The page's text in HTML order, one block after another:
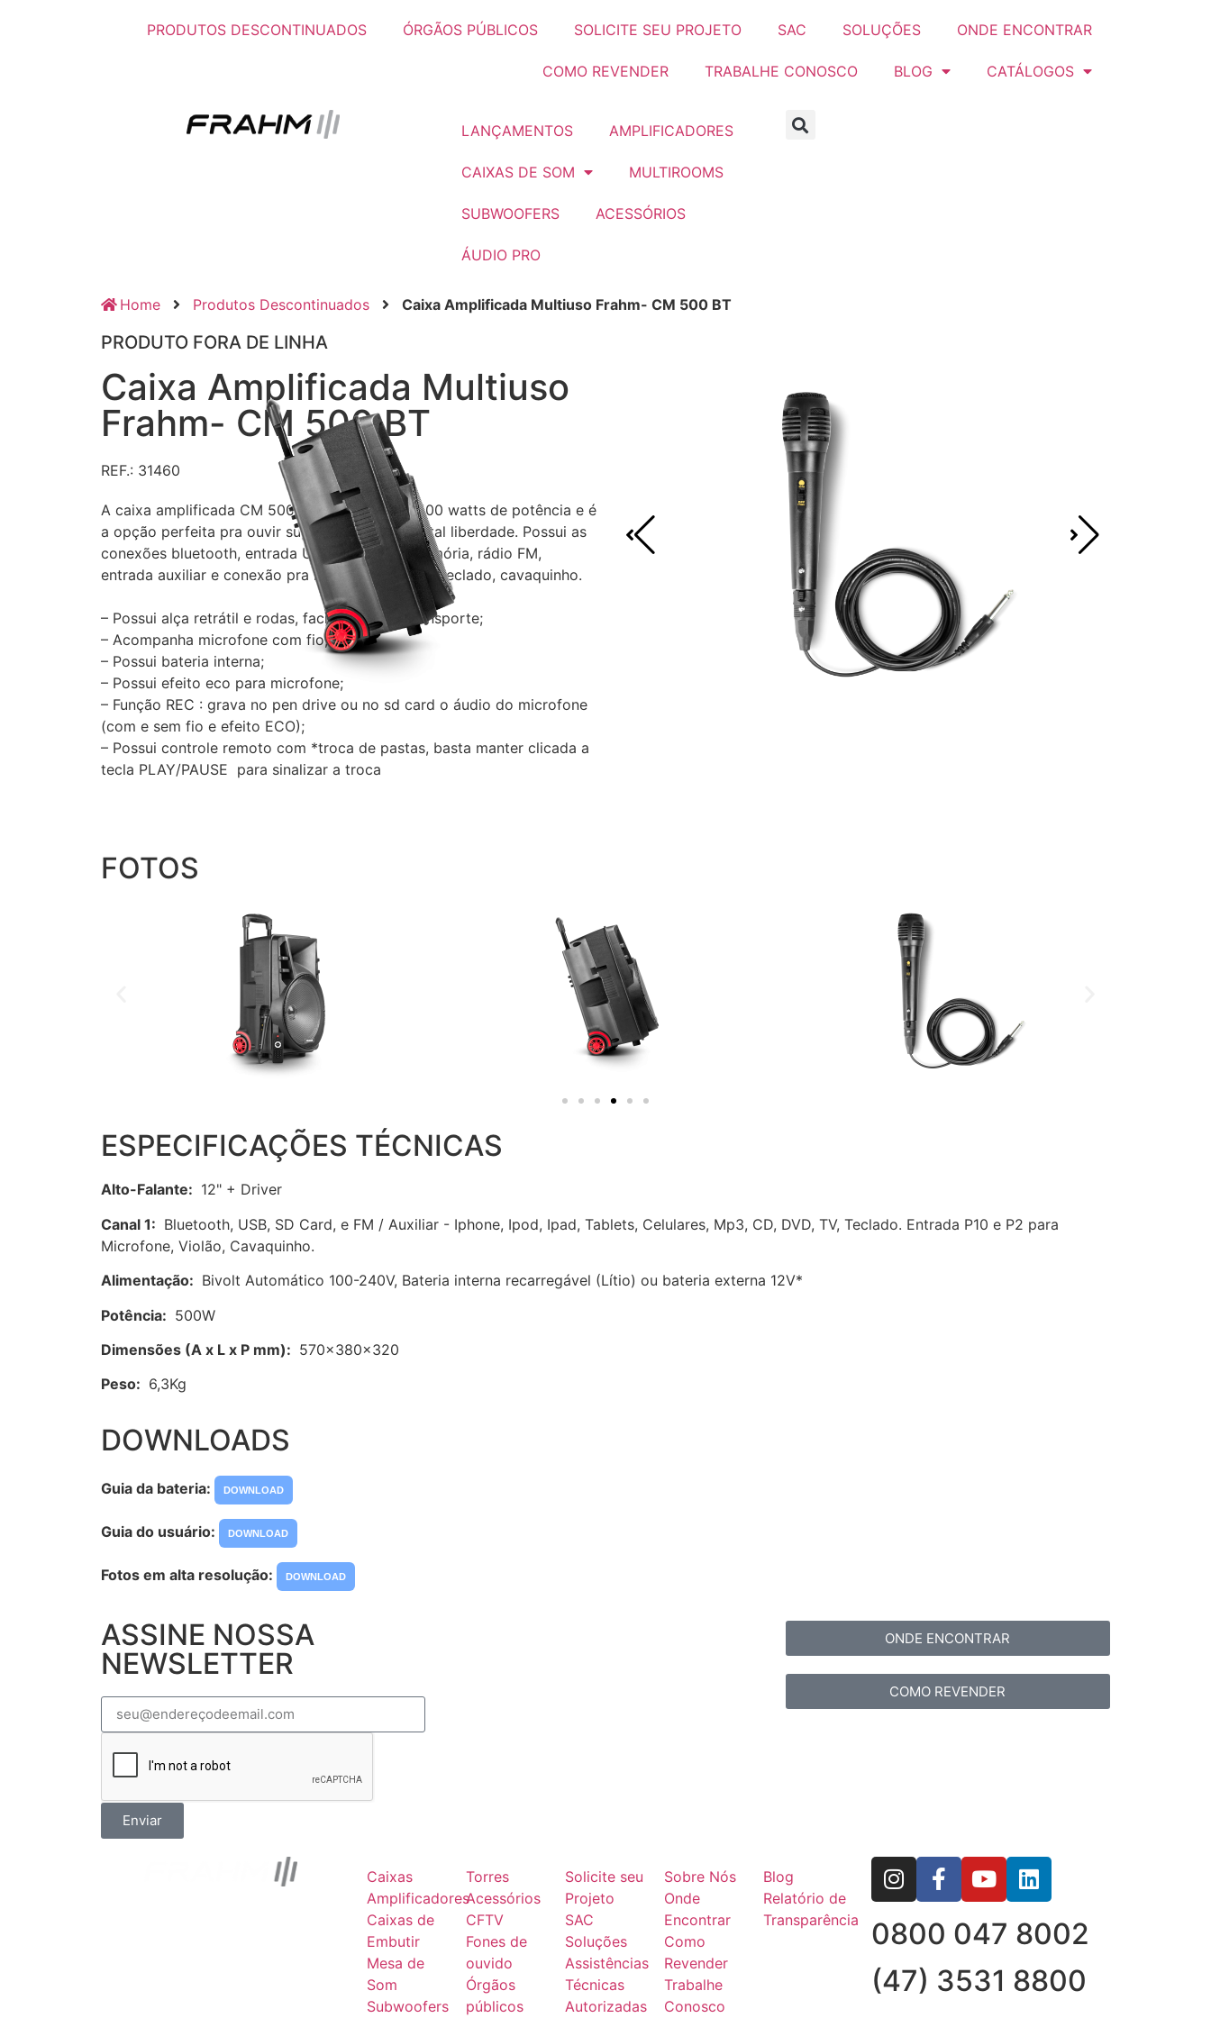
PRODUTOS DESCONTINUADOS ÓRGÃOS PÚBLICOS SOLICITE SEU PROJETO SAC SOLUÇÕES ONDE ENCONTRAR
COMO REVENDER TRABALHE CONOSCO BLOG CATÁLOGOS
LANÇAMENTOS AMPLIFICADORES
CAIXAS DE SOM MULTIROOMS
SUBWOOFERS ACESSÓRIOS
ÁUDIO PRO
Home Produtos Descontinuados Caixa Amplificada Multiuso Frahm- CM 500 BT
PRODUTO FORA DE LINHA
Caixa Amplificada Multiuso
Frahm- CM 500 BT
REF.: 31460
A caixa amplificada CM 500 da Frahm possui 500 watts de potência e é
a opção perfeita pra ouvir suas músicas com total liberdade. Possui as
conexões bluetooth, entrada USB, cartão de memória, rádio FM,
entrada auxiliar e conexão pra microfone, violão, teclado, cavaquinho.
– Possui alça retrátil e rodas, facilitando seu transporte;
– Acompanha microfone com fio;
– Possui bateria interna;
– Possui efeito eco para microfone;
– Função REC : grava no pen drive ou no sd card o áudio do microfone
(com e sem fio e efeito ECO);
– Possui controle remoto com *troca de pastas, basta manter clicada a
tecla PLAY/PAUSE para sinalizar a troca
FOTOS
ESPECIFICAÇÕES TÉCNICAS
Alto-Falante: 12" + Driver
Canal 1: Bluetooth, USB, SD Card, e FM / Auxiliar - Iphone, Ipod, Ipad, Tablets, Celulares, Mp3, CD, DVD, TV, Teclado. Entrada P10 e P2 para
Microfone, Violão, Cavaquinho.
Alimentação: Bivolt Automático 100-240V, Bateria interna recarregável (Lítio) ou bateria externa 12V*
Potência: 500W
Dimensões (A x L x P mm): 570x380x320
Peso: 6,3Kg
DOWNLOADS
Guia da bateria: DOWNLOAD
Guia do usuário: DOWNLOAD
Fotos em alta resolução: DOWNLOAD
ASSINE NOSSA
NEWSLETTER
Enviar
ONDE ENCONTRAR
COMO REVENDER
Caixas
Amplificadores
Caixas de
Embutir
Mesa de
Som
Subwoofers
Torres
Acessórios
CFTV
Fones de
ouvido
Órgãos
públicos
Solicite seu
Projeto
SAC
Soluções
Assistências
Técnicas
Autorizadas
Sobre Nós
Onde
Encontrar
Como
Revender
Trabalhe
Conosco
Blog
Relatório de
Transparência
0800 047 8002
(47) 3531 8800